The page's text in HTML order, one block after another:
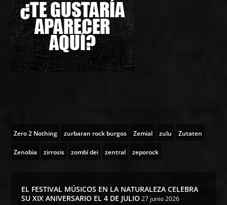
Zero 2 Nothing zurbaran rock burgos Zemial zulu Zutaten
Zenobia zirrosis zombi dei zentral zeporock
EL FESTIVAL MÚSICOS EN LA NATURALEZA CELEBRA
SU XIX ANIVERSARIO EL 4 DE JULIO 27 junio 2026